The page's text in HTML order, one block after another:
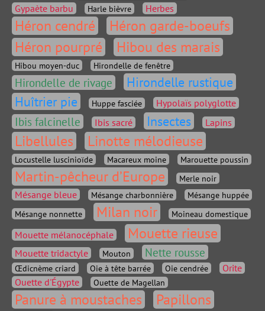
Gypaète barbu Harle bièvre Herbes
Héron cendré
Héron garde-boeufs
Héron pourpré
Hibou des marais
Hibou moyen-duc Hirondelle de fenêtre
Hirondelle de rivage
Hirondelle rustique
Huîtrier pie
Huppe fasciée Hypolaïs polyglotte
Ibis falcinelle Ibis sacré Insectes Lapins
Libellules Linotte mélodieuse
Locustelle luscinioïde Macareux moine Marouette poussin
Martin-pêcheur d’Europe Merle noir
Mésange bleue Mésange charbonnière
Mésange huppée
Mésange nonnette
Milan noir Moineau domestique
Mouette mélanocéphale Mouette rieuse
Mouette tridactyle Mouton Nette rousse
Œdicnème criard Oie à tête barrée Oie cendrée
Orite
Ouette d'Égypte
Ouette de Magellan
Panure à moustaches Papillons